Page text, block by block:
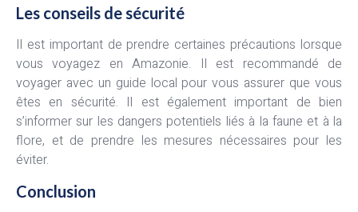
Les conseils de sécurité
Il est important de prendre certaines précautions lorsque
vous voyagez en Amazonie. Il est recommandé de
voyager avec un guide local pour vous assurer que vous
êtes en sécurité. Il est également important de bien
s’informer sur les dangers potentiels liés à la faune et à la
flore, et de prendre les mesures nécessaires pour les
éviter.
Conclusion